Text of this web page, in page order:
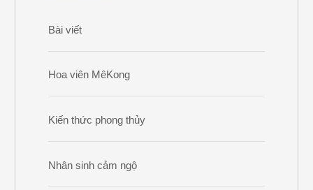
Bài viết
Hoa viên MêKong
Kiến thức phong thủy
Nhân sinh cảm ngộ